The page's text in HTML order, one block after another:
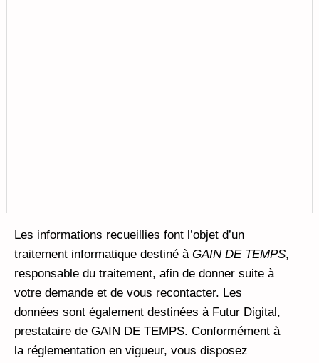
Les informations recueillies font l’objet d’un
traitement informatique destiné àGAIN DE TEMPS,
responsable du traitement, afin de donner suite à
votre demande et de vous recontacter. Les
données sont également destinées à Futur Digital,
prestataire de GAIN DE TEMPS. Conformément à
la réglementation en vigueur, vous disposez